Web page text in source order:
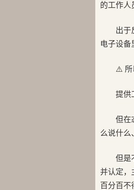
的工作人
出于
电子设备
⚠️ 所
提供
但在
么说什么
但是
并认定，
百分百不